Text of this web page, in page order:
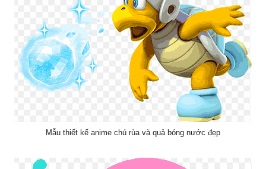
Mẫu thiết kế anime chú rùa và quả bóng nước đẹp